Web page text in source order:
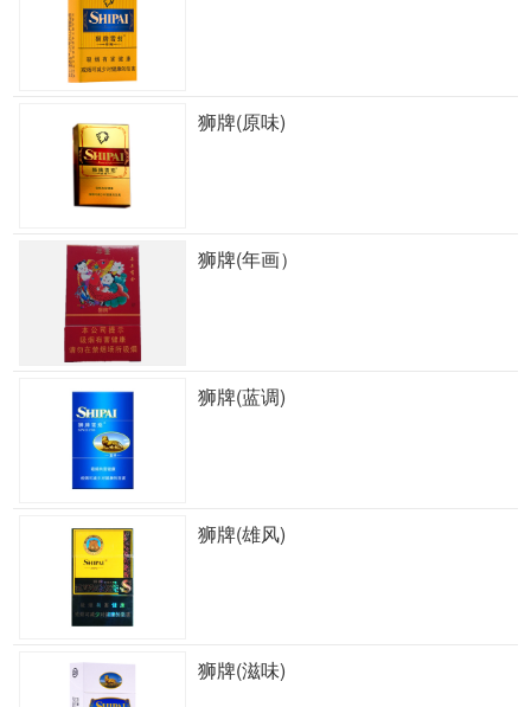
狮牌(原味)
狮牌(年画）
狮牌(蓝调)
狮牌(雄风)
狮牌(滋味)